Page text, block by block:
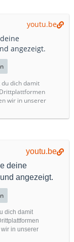
youtu.be
angezeigt.
dich damit
wir in unserer
youtu.be
deine
angezeigt.
dich damit
in unserer